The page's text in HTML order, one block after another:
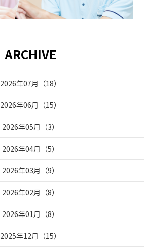
ARCHIVE
2026年07月 （18）
2026年06月 （15）
2026年05月 （3）
2026年04月 （5）
2026年03月 （9）
2026年02月 （8）
2026年01月 （8）
2025年12月 （15）